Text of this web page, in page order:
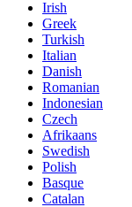
Irish
Greek
Turkish
Italian
Danish
Romanian
Indonesian
Czech
Afrikaans
Swedish
Polish
Basque
Catalan